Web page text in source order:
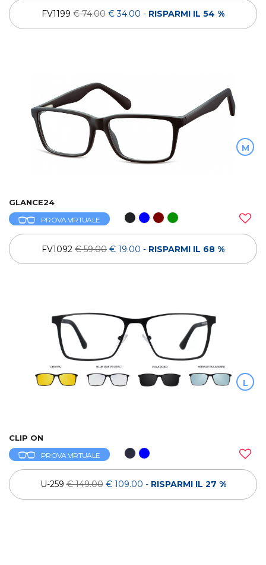
FV1199 € 74.00 € 34.00 - RISPARMI IL 54 %
M
GLANCE24
PROVA VIRTUALE
FV1092 € 59.00 € 19.00 - RISPARMI IL 68 %
L
CLIP ON
PROVA VIRTUALE
U-259€ 149.00 € 109.00 - RISPARMI IL 27 %